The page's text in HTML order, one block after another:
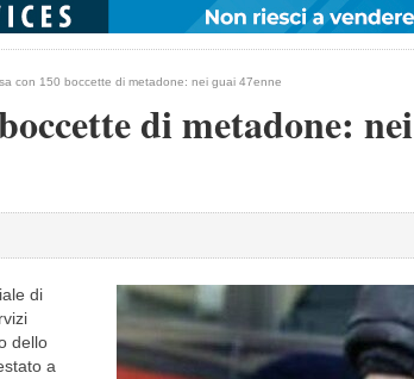
con 150 boccette di metadone: nei guai 47enne
di metadone: nei
di
dello
a